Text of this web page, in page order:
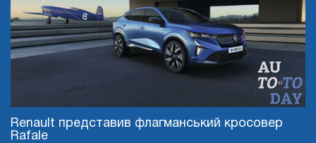
Renault представив флагманський кросовер
Rafale